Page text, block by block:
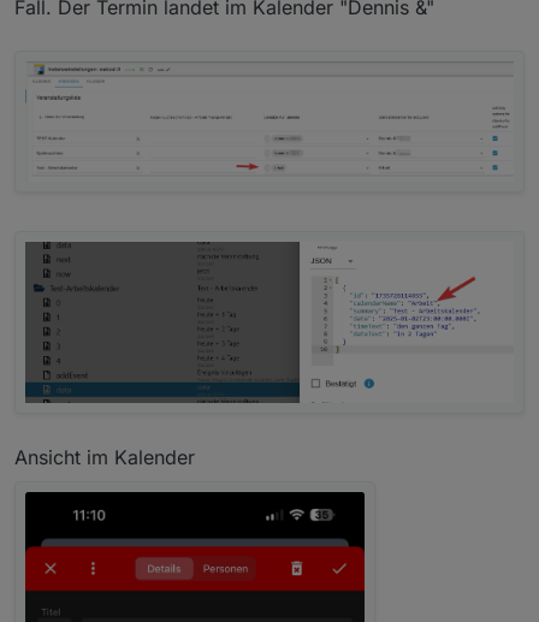
Fall. Der Termin landet im Kalender "Dennis &"
Ansicht im Kalender